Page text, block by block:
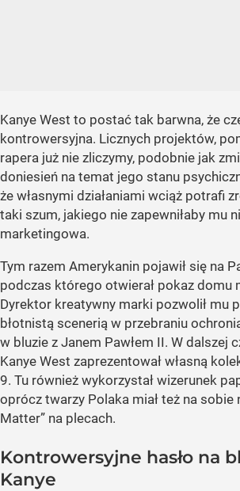
Kanye West to postać tak barwna, że
kontrowersyjna. Licznych projektów,
rapera już nie zliczymy, podobnie jak
doniesień na temat jego stanu
że własnymi działaniami wciąż potrafi
taki szum, jakiego nie zapewniłaby mu
marketingowa.
Tym razem Amerykanin pojawił się na
podczas którego otwierał pokaz domu
Dyrektor kreatywny marki pozwolił mu
błotnistą scenerią w przebraniu
w bluzie z Janem Pawłem II. W dalszej
Kanye West zaprezentował własną
9. Tu również wykorzystał wizerunek
oprócz twarzy Polaka miał też na sobie
Matter” na plecach.
Kontrowersyjne hasło na
Kanye